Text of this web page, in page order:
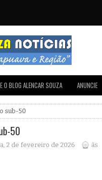
O BLOG ALENCAR SOUZA ANUNCIE
sub-50
50
2 de fevereiro de 2026
às